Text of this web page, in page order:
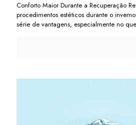
Conforto Maior Durante a Recuperação
procedimentos estéticos durante o
série de vantagens, especialmente no